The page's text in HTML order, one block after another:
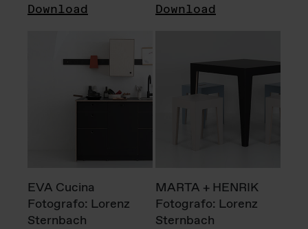
Download Download
EVA Cucina
Fotografo: Lorenz
Sternbach
MARTA + HENRIK
Fotografo: Lorenz
Sternbach